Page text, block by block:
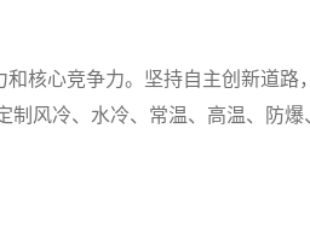
核心竞争力。坚持自主创新道
风冷、水冷、常温、高温、防